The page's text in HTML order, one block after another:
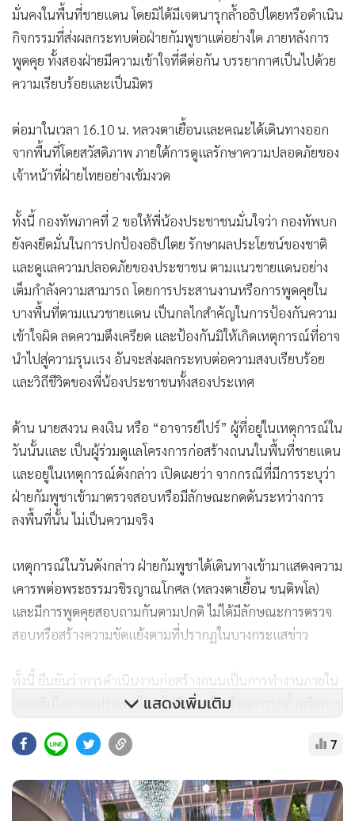
มั่นคงในพื้นที่ชายแดน โดยมิได้มีเจตนารุกล้ำอธิปไตยหรือดำเนิน
กิจกรรมที่ส่งผลกระทบต่อฝ่ายกัมพูชาแต่อย่างใด ภายหลังการ
พูดคุย ทั้งสองฝ่ายมีความเข้าใจที่ดีต่อกัน บรรยากาศเป็นไปด้วย
ความเรียบร้อยและเป็นมิตร
ต่อมาในเวลา 16.10 น. หลวงตาเยื้อนและคณะได้เดินทางออก
จากพื้นที่โดยสวัสดิภาพ ภายใต้การดูแลรักษาความปลอดภัยของ
เจ้าหน้าที่ฝ่ายไทยอย่างเข้มงวด
ทั้งนี้ กองทัพภาคที่ 2 ขอให้พี่น้องประชาชนมั่นใจว่า กองทัพบก
ยังคงยึดมั่นในการปกป้องอธิปไตย รักษาผลประโยชน์ของชาติ
และดูแลความปลอดภัยของประชาชน ตามแนวชายแดนอย่าง
เต็มกำลังความสามารถ โดยการประสานงานหรือการพูดคุยใน
บางพื้นที่ตามแนวชายแดน เป็นกลไกสำคัญในการป้องกันความ
เข้าใจผิด ลดความตึงเครียด และป้องกันมิให้เกิดเหตุการณ์ที่อาจ
นำไปสู่ความรุนแรง อันจะส่งผลกระทบต่อความสงบเรียบร้อย
และวิถีชีวิตของพี่น้องประชาชนทั้งสองประเทศ
ด้าน นายสงวน คงเงิน หรือ “อาจารย์ไปร์” ผู้ที่อยู่ในเหตุการณ์ใน
วันนั้นและ เป็นผู้ร่วมดูแลโครงการก่อสร้างถนนในพื้นที่ชายแดน
และอยู่ในเหตุการณ์ดังกล่าว เปิดเผยว่า จากกรณีที่มีการระบุว่า
ฝ่ายกัมพูชาเข้ามาตรวจสอบหรือมีลักษณะกดดันระหว่างการ
ลงพื้นที่นั้น ไม่เป็นความจริง
เหตุการณ์ในวันดังกล่าว ฝ่ายกัมพูชาได้เดินทางเข้ามาแสดงความ
เคารพต่อพระธรรมวชิรญาณโกศล (หลวงตาเยื้อน ขนฺติพโล)
และมีการพูดคุยสอบถามกันตามปกติ ไม่ได้มีลักษณะการตรวจ
สอบหรือสร้างความขัดแย้งตามที่ปรากฏในบางกระแสข่าว
ทั้งนี้ ยืนยันว่าการดำเนินงานก่อสร้างถนนเป็นการทำงานภายใน
เขตอธิปไตยของประเทศไทย ไม่มีประเด็นเรื่องการรุกล้ำหรือการ
ดินแดนบริเวณ “ช่อง 40 เมตร” รวมถึงข่าวการปิดล้อมหรือ
ความจริง
แสดงเพิ่มเติม
7